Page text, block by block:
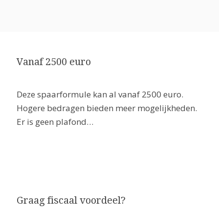
Vanaf 2500 euro
Deze spaarformule kan al vanaf 2500 euro.
Hogere bedragen bieden meer mogelijkheden.
Er is geen plafond…
Graag fiscaal voordeel?